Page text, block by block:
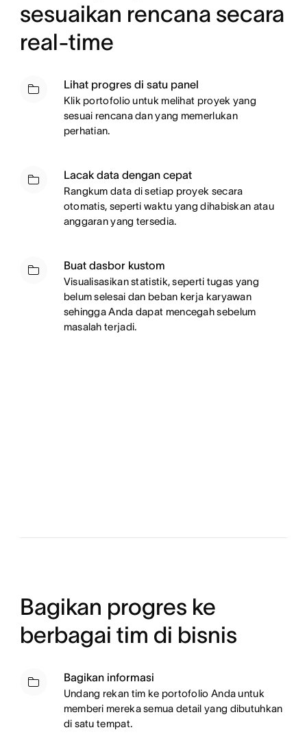
sesuaikan rencana secara
real-time
Lihat progres di satu panel
Klik portofolio untuk melihat proyek yang
sesuai rencana dan yang memerlukan
perhatian.
Lacak data dengan cepat
Rangkum data di setiap proyek secara
otomatis, seperti waktu yang dihabiskan atau
anggaran yang tersedia.
Buat dasbor kustom
Visualisasikan statistik, seperti tugas yang
belum selesai dan beban kerja karyawan
sehingga Anda dapat mencegah sebelum
masalah terjadi.
Bagikan progres ke
berbagai tim di bisnis
Bagikan informasi
Undang rekan tim ke portofolio Anda untuk
memberi mereka semua detail yang dibutuhkan
di satu tempat.